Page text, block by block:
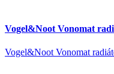
Vogel&Noot Vonomat
Vogel&Noot Vonomat